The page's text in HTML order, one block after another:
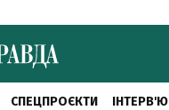
СПЕЦПРОЄКТИ ІНТЕРВ'Ю